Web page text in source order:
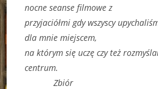
nocne seanse filmowe z
przyjaciółmi gdy wszyscy
dla mnie miejscem,
na którym się uczę czy też
centrum.
Zbiór